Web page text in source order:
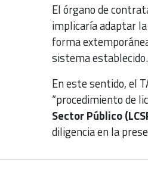
El órgano de
implicaría adaptar
forma
sistema establecido.
En este sentido, el
“procedimiento de
Sector Público
diligencia en la